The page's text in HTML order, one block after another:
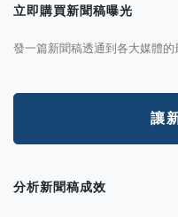
立即購買新聞稿曝光
發一篇新聞稿透通到各大媒體的
讓
分析新聞稿成效